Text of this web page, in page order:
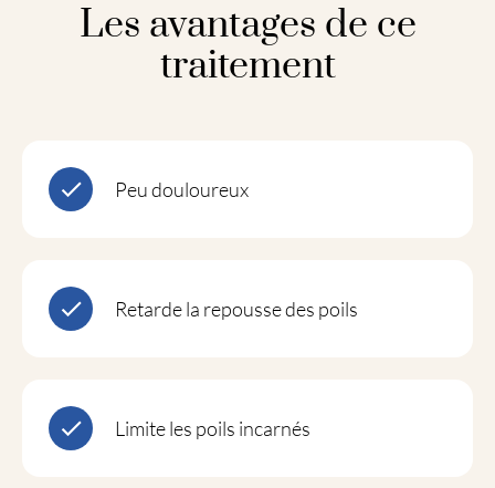
Les avantages de ce
traitement
Peu douloureux
Retarde la repousse des poils
Limite les poils incarnés